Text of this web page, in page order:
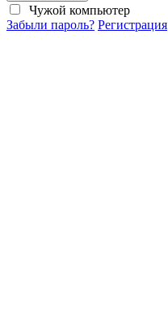
Чужой компьютер
Забыли пароль? Регистрация